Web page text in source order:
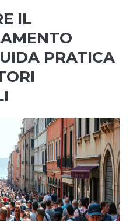
IL
PRATICA